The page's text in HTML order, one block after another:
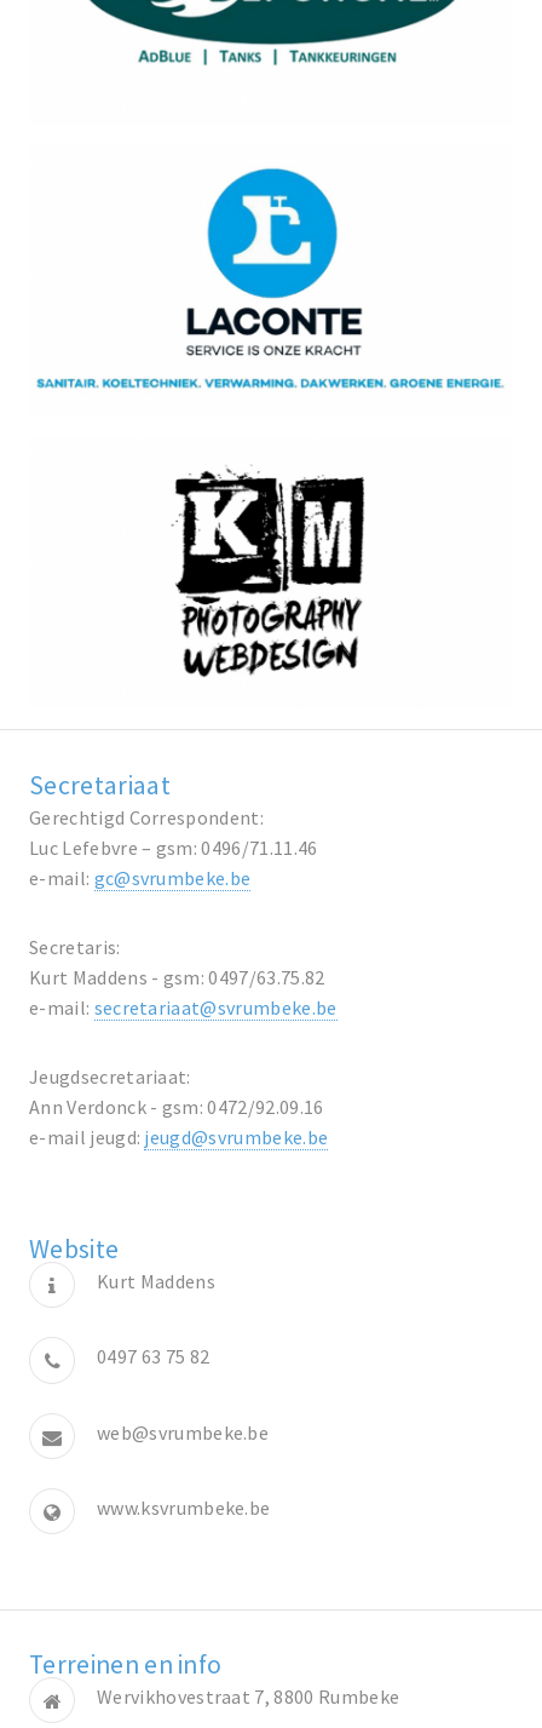
Secretariaat
Gerechtigd Correspondent:
Luc Lefebvre – gsm: 0496/71.11.46
e-mail: gc@svrumbeke.be
Secretaris:
Kurt Maddens - gsm: 0497/63.75.82
e-mail: secretariaat@svrumbeke.be
Jeugdsecretariaat:
Ann Verdonck - gsm: 0472/92.09.16
e-mail jeugd: jeugd@svrumbeke.be
Website
Kurt Maddens
0497 63 75 82
web@svrumbeke.be
www.ksvrumbeke.be
Terreinen en info
Wervikhovestraat 7, 8800 Rumbeke